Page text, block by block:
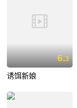
6.3
诱饵新娘